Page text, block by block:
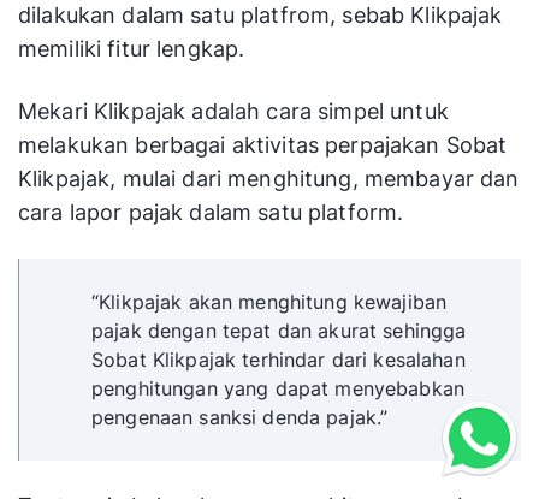
dilakukan dalam satu platfrom, sebab Klikpajak
memiliki fitur lengkap.
Mekari Klikpajak adalah cara simpel untuk
melakukan berbagai aktivitas perpajakan Sobat
Klikpajak, mulai dari menghitung, membayar dan
cara lapor pajak dalam satu platform.
“Klikpajak akan menghitung kewajiban
pajak dengan tepat dan akurat sehingga
Sobat Klikpajak terhindar dari kesalahan
penghitungan yang dapat menyebabkan
pengenaan sanksi denda pajak.”